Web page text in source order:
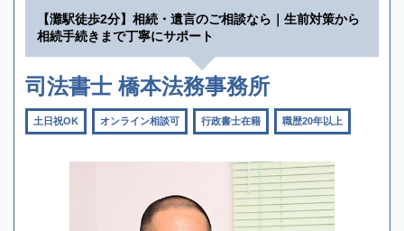
【灘駅徒歩2分】相続・遺言のご相談なら｜生前対策から
相続手続きまで丁寧にサポート
司法書士 橋本法務事務所
土日祝OK オンライン相談可 行政書士在籍 職歴20年以上